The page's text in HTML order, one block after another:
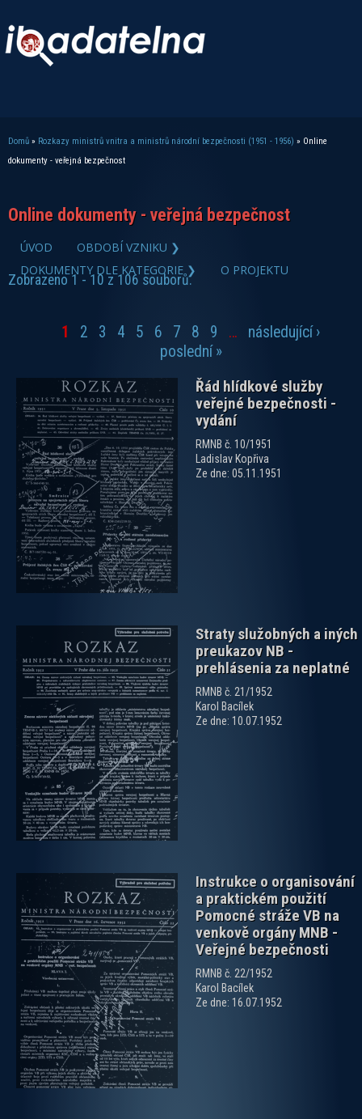
Jste zde
Domů » Rozkazy ministrů vnitra a ministrů národní bezpečnosti (1951 - 1956) » Online
dokumenty - veřejná bezpečnost
Online dokumenty - veřejná bezpečnost
ÚVOD
OBDOBÍ VZNIKU ❯
DOKUMENTY DLE KATEGORIE ❯
O PROJEKTU
Zobrazeno 1 - 10 z 106 souborů.
1 2 3 4 5 6 7 8 9 …
následující ›
poslední »
Řád hlídkové služby
veřejné bezpečnosti -
vydání
RMNB č. 10/1951
Ladislav Kopřiva
Ze dne: 05.11.1951
zobrazit PDF dokument
Straty služobných a iných
preukazov NB -
prehlásenia za neplatné
RMNB č. 21/1952
Karol Bacílek
Ze dne: 10.07.1952
zobrazit PDF dokument
Instrukce o organisování
a praktickém použití
Pomocné stráže VB na
venkově orgány MNB -
Veřejné bezpečnosti
RMNB č. 22/1952
Karol Bacílek
Ze dne: 16.07.1952
zobrazit PDF dokument
zobrazit PDF dokument